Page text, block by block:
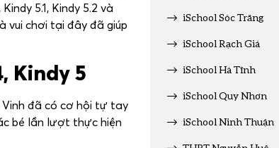
5.1, Kindy 5.2 và
vui chơi tại đây đã giúp
Kindy 5
Vinh đã có cơ hội tự tay
bé lần lượt thực hiện
iSchool Sóc Trăng
iSchool Rạch Giá
iSchool Hà Tĩnh
iSchool Quy Nhơn
iSchool Ninh Thuận